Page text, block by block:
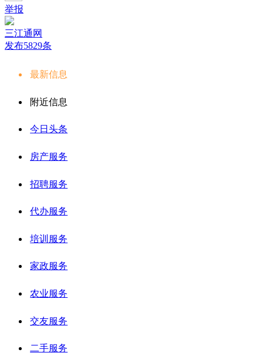
举报
三江通网
发布5829条
最新信息
附近信息
今日头条
房产服务
招聘服务
代办服务
培训服务
家政服务
农业服务
交友服务
二手服务